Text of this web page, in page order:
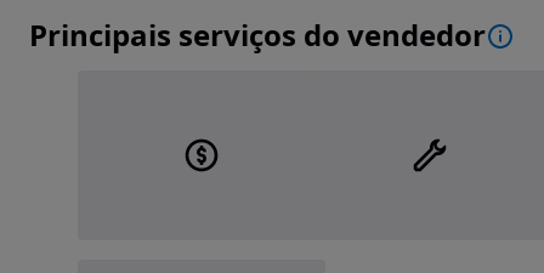
Principais serviços do vendedor